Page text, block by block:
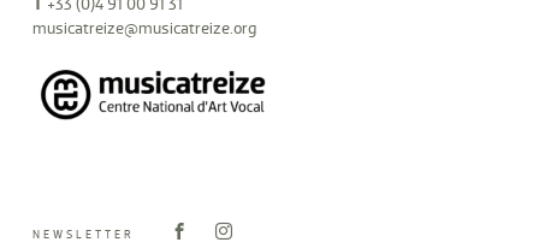
+33 (0)4 91 00 91 31
musicatreize@musicatreize.org
NEWSLETTER